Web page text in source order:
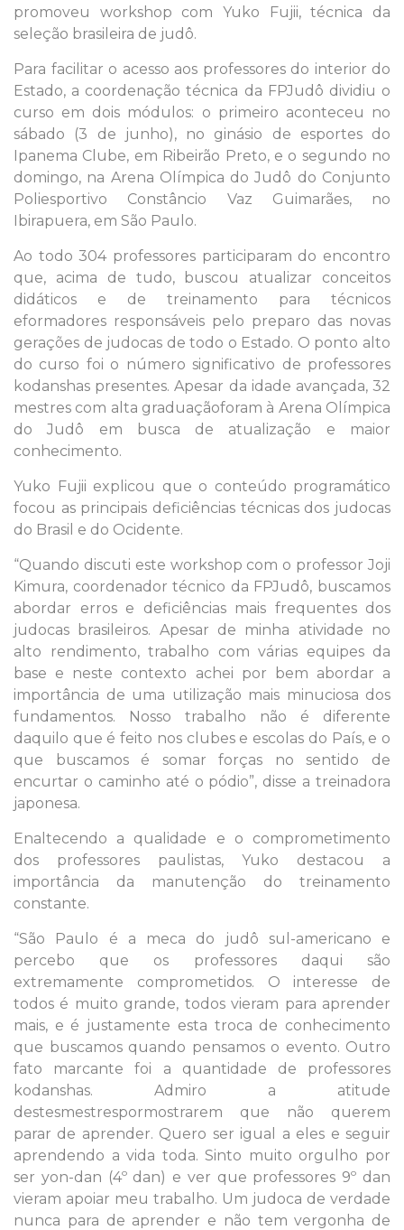
promoveu workshop com Yuko Fujii, técnica da
seleção brasileira de judô.
Para facilitar o acesso aos professores do interior do
Estado, a coordenação técnica da FPJudô dividiu o
curso em dois módulos: o primeiro aconteceu no
sábado (3 de junho), no ginásio de esportes do
Ipanema Clube, em Ribeirão Preto, e o segundo no
domingo, na Arena Olímpica do Judô do Conjunto
Poliesportivo Constâncio Vaz Guimarães, no
Ibirapuera, em São Paulo.
Ao todo 304 professores participaram do encontro
que, acima de tudo, buscou atualizar conceitos
didáticos e de treinamento para técnicos
eformadores responsáveis pelo preparo das novas
gerações de judocas de todo o Estado. O ponto alto
do curso foi o número significativo de professores
kodanshas presentes. Apesar da idade avançada, 32
mestres com alta graduaçãoforam à Arena Olímpica
do Judô em busca de atualização e maior
conhecimento.
Yuko Fujii explicou que o conteúdo programático
focou as principais deficiências técnicas dos judocas
do Brasil e do Ocidente.
“Quando discuti este workshop com o professor Joji
Kimura, coordenador técnico da FPJudô, buscamos
abordar erros e deficiências mais frequentes dos
judocas brasileiros. Apesar de minha atividade no
alto rendimento, trabalho com várias equipes da
base e neste contexto achei por bem abordar a
importância de uma utilização mais minuciosa dos
fundamentos. Nosso trabalho não é diferente
daquilo que é feito nos clubes e escolas do País, e o
que buscamos é somar forças no sentido de
encurtar o caminho até o pódio”, disse a treinadora
japonesa.
Enaltecendo a qualidade e o comprometimento
dos professores paulistas, Yuko destacou a
importância da manutenção do treinamento
constante.
“São Paulo é a meca do judô sul-americano e
percebo que os professores daqui são
extremamente comprometidos. O interesse de
todos é muito grande, todos vieram para aprender
mais, e é justamente esta troca de conhecimento
que buscamos quando pensamos o evento. Outro
fato marcante foi a quantidade de professores
kodanshas. Admiro a atitude
destesmestrespormostrarem que não querem
parar de aprender. Quero ser igual a eles e seguir
aprendendo a vida toda. Sinto muito orgulho por
ser yon-dan (4º dan) e ver que professores 9º dan
vieram apoiar meu trabalho. Um judoca de verdade
nunca para de aprender e não tem vergonha de